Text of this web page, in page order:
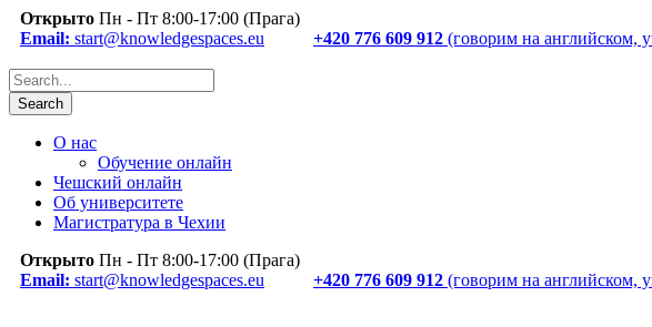
Открыто Пн - Пт 8:00-17:00 (Прага)
Email: start@knowledgespaces.eu +420 776 609 912 (говорим на английском,
О нас
Обучение онлайн
Чешский онлайн
Об университете
Магистратура в Чехии
Открыто Пн - Пт 8:00-17:00 (Прага)
Email: start@knowledgespaces.eu +420 776 609 912 (говорим на английском,